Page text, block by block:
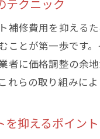
高品
テクニック
補修費用を抑える
ことが第一歩です
者に価格調整の余
れらの取り組みに
抑えるポイント